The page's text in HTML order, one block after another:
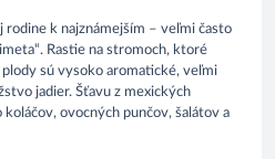
rodine k najznámejším – veľmi často
Rastie na stromoch, ktoré
plody sú vysoko aromatické, veľmi
jadier. Šťavu z mexických
ovocných punčov, šalátov a